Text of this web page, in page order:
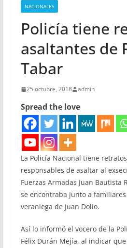
NACIONALES
Policía tiene
asaltantes de
Tabar
25 octubre, 2018 admin
Spread the love
La Policía Nacional tiene
responsables de asaltar al
Fuerzas Armadas Juan Bautista
se encontraba junto a familiares
veraniega de Juan Dolio.
Así lo informó el vocero de la
Félix Durán Mejía, al indicar